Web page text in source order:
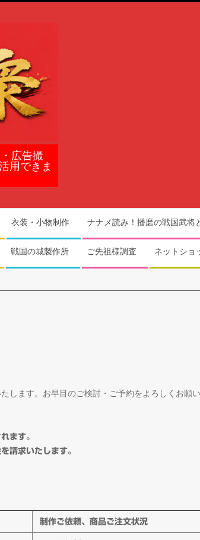
広告撮
用できま
衣装・小物制作 ナナメ読み！播磨の戦国武将
戦国の城製作所 ご先祖様調査 ネットショ
します。お早目のご検討・ご予約をよろしくお願
ます。
請求いたします。
制作ご依頼、商品ご注文状況